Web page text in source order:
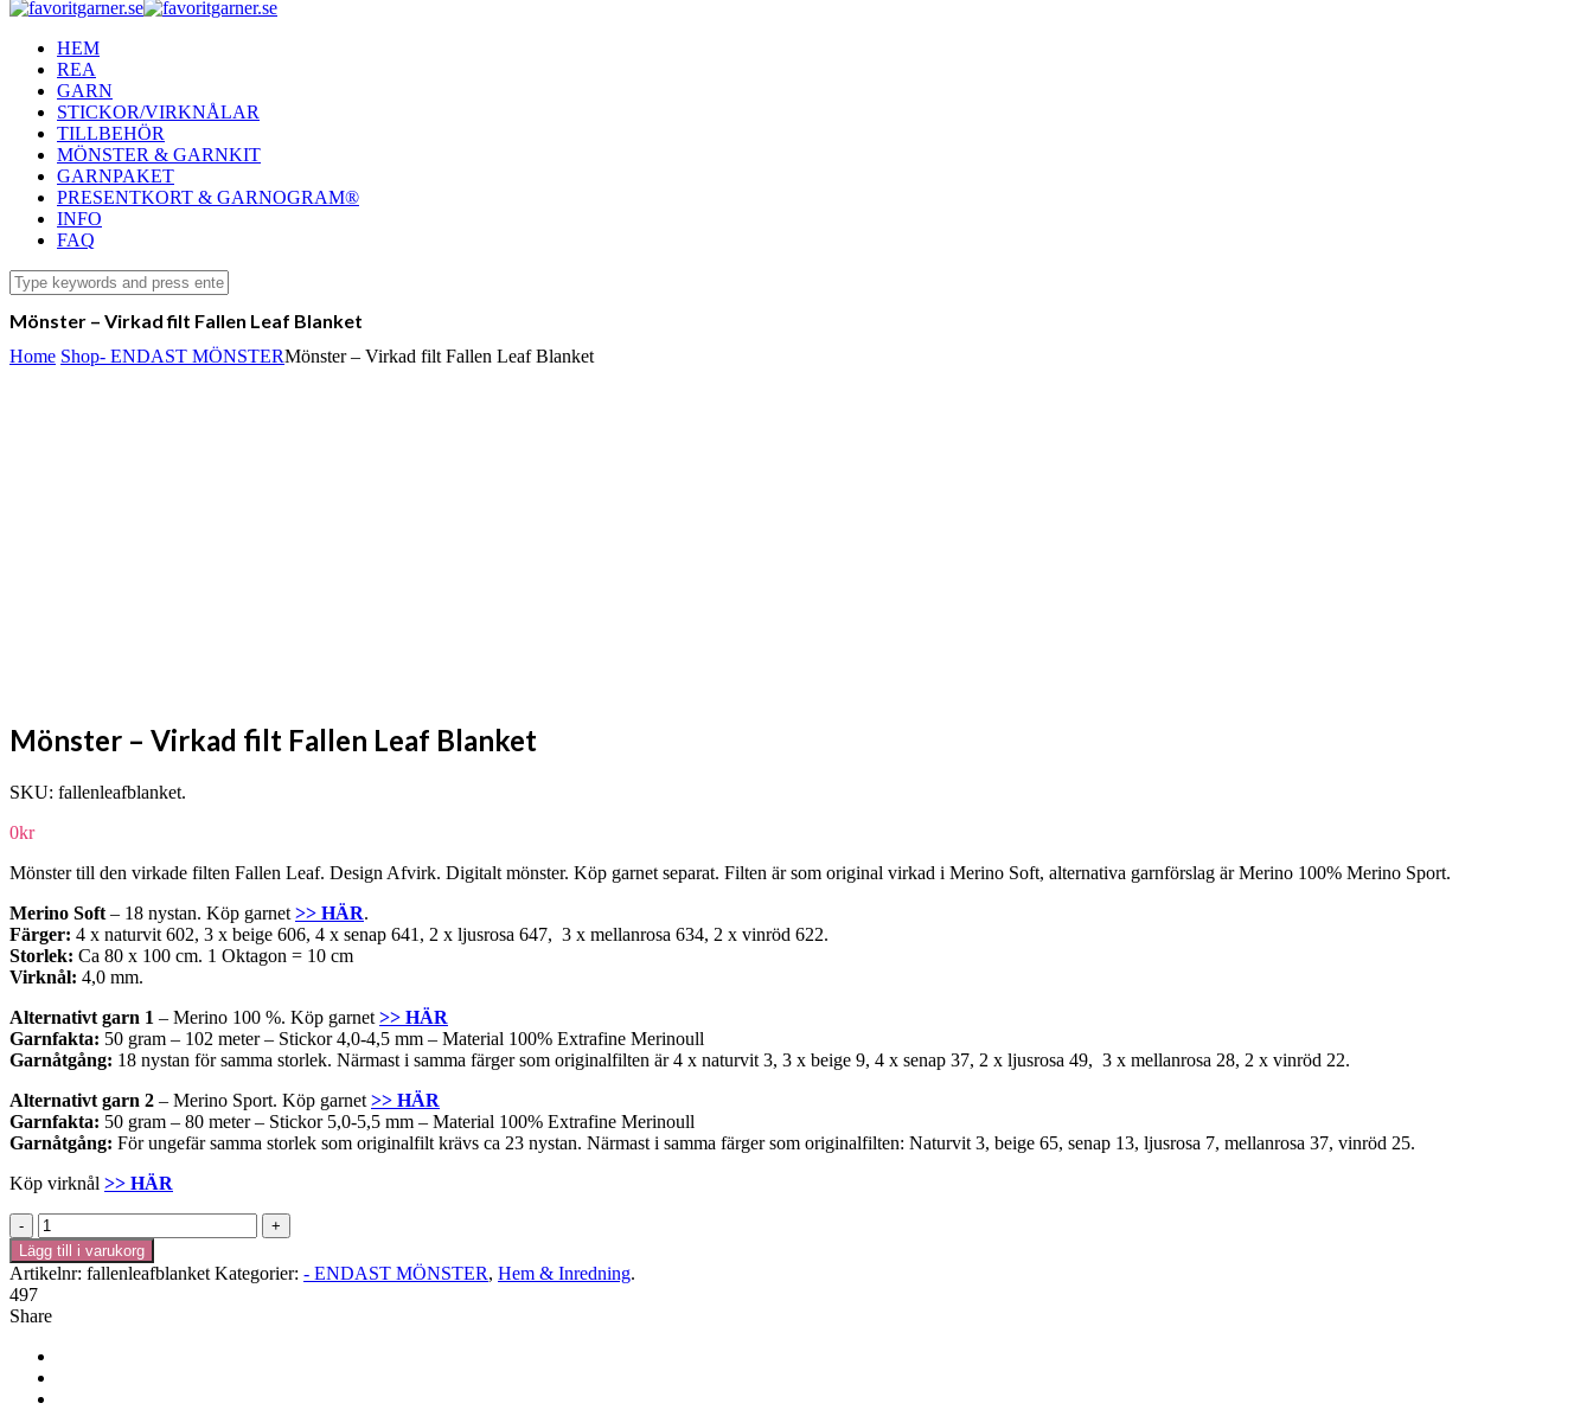
HEM
REA
GARN
STICKOR/VIRKNÅLAR
TILLBEHÖR
MÖNSTER & GARNKIT
GARNPAKET
PRESENTKORT & GARNOGRAM®
INFO
FAQ
Mönster – Virkad filt Fallen Leaf Blanket
Home Shop- ENDAST MÖNSTERMönster – Virkad filt Fallen Leaf Blanket
Mönster – Virkad filt Fallen Leaf Blanket
SKU: fallenleafblanket.
0kr
Mönster till den virkade filten Fallen Leaf. Design Afvirk. Digitalt mönster. Köp garnet separat. Filten är som original virkad i Merino Soft, alternativa garnförslag är Merino 100% Merino Sport.
Merino Soft– 18 nystan. Köp garnet>> HÄR.
Färger: 4 x naturvit 602, 3 x beige 606, 4 x senap 641, 2 x ljusrosa 647, 3 x mellanrosa 634, 2 x vinröd 622.
Storlek: Ca 80 x 100 cm. 1 Oktagon = 10 cm
Virknål: 4,0 mm.
Alternativt garn 1 – Merino 100 %. Köp garnet>> HÄR
Garnfakta: 50 gram – 102 meter – Stickor 4,0-4,5 mm – Material 100% Extrafine Merinoull
Garnåtgång: 18 nystan för samma storlek. Närmast i samma färger som originalfilten är 4 x naturvit 3, 3 x beige 9, 4 x senap 37, 2 x ljusrosa 49, 3 x mellanrosa 28, 2 x vinröd 22.
Alternativt garn 2 – Merino Sport. Köp garnet>> HÄR
Garnfakta: 50 gram – 80 meter – Stickor 5,0-5,5 mm – Material 100% Extrafine Merinoull
Garnåtgång: För ungefär samma storlek som originalfilt krävs ca 23 nystan. Närmast i samma färger som originalfilten: Naturvit 3, beige 65, senap 13, ljusrosa 7, mellanrosa 37, vinröd 25.
Köp virknål >> HÄR
Mönster
-
Virkad
filt
Fallen
Leaf
Blanket
mängd
Lägg till i varukorg
Artikelnr: fallenleafblanket Kategorier: - ENDAST MÖNSTER, Hem & Inredning.
497
Share